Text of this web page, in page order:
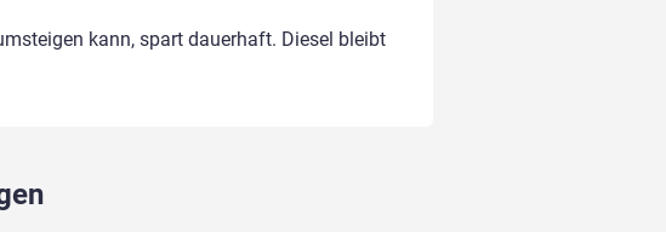
kann, spart dauerhaft. Diesel bleibt